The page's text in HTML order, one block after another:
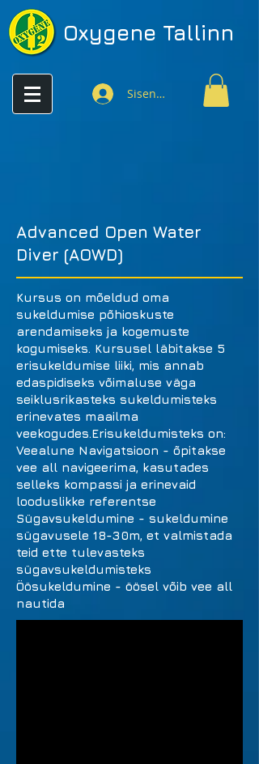
Oxygene Tallinn
Sisenen
Advanced Open Water
Diver (AOWD)
Kursus on mõeldud oma
sukeldumise põhioskuste
arendamiseks ja kogemuste
kogumiseks. Kursusel läbitakse 5
erisukeldumise liiki, mis annab
edaspidiseks võimaluse väga
seiklusrikasteks sukeldumisteks
erinevates maailma
veekogudes.Erisukeldumisteks on:
Veealune Navigatsioon - õpitakse
vee all navigeerima, kasutades
selleks kompassi ja erinevaid
looduslikke referentse
Sügavsukeldumine - sukeldumine
sügavusele 18-30m, et valmistada
teid ette tulevasteks
sügavsukeldumisteks
Öösukeldumine - öösel võib vee all
nautida